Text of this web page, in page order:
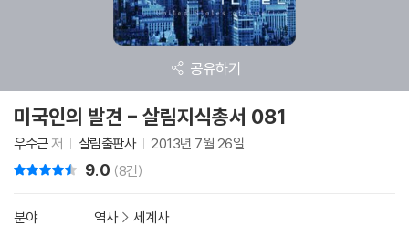
공유하기
미국인의 발견 - 살림지식총서 081
우수근저 살림출판사 2013년 7월 26일
9.0 (8건)
분야 역사> 세계사